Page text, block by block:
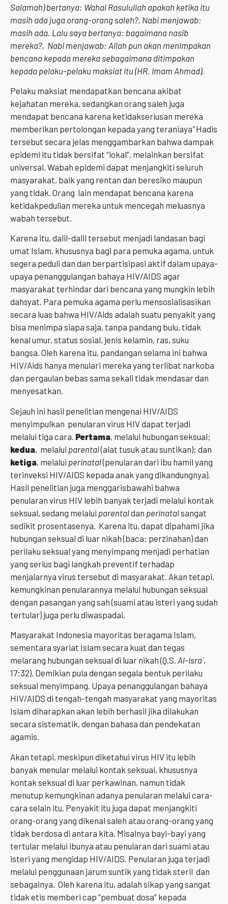
Salamah) bertanya: Wahai Rasulullah apakah ketika itu
masih ada juga orang-orang saleh?, Nabi menjawab:
masih ada. Lalu saya bertanya: bagaimana nasib
mereka?, Nabi menjawab: Allah pun akan menimpakan
bencana kepada mereka sebagaimana ditimpakan
kepada pelaku-pelaku maksiat itu (HR. Imam Ahmad).
Pelaku maksiat mendapatkan bencana akibat
kejahatan mereka, sedangkan orang saleh juga
mendapat bencana karena ketidakseriusan mereka
memberikan pertolongan kepada yang teraniaya”Hadis
tersebut secara jelas menggambarkan bahwa dampak
epidemi itu tidak bersifat “lokal”, melainkan bersifat
universal. Wabah epidemi dapat menjangkiti seluruh
masyarakat, baik yang rentan dan beresiko maupun
yang tidak. Orang lain mendapat bencana karena
ketidakpedulian mereka untuk mencegah meluasnya
wabah tersebut.
Karena itu, dalil-dalil tersebut menjadi landasan bagi
umat Islam, khususnya bagi para pemuka agama, untuk
segera peduli dan dan berpartisipasi aktif dalam upaya-
upaya penanggulangan bahaya HIV/AIDS agar
masyarakat terhindar dari bencana yang mungkin lebih
dahsyat. Para pemuka agama perlu mensosialisasikan
secara luas bahwa HIV/Aids adalah suatu penyakit yang
bisa menimpa siapa saja, tanpa pandang bulu, tidak
kenal umur, status sosial, jenis kelamin, ras, suku
bangsa. Oleh karena itu, pandangan selama ini bahwa
HIV/Aids hanya menulari mereka yang terlibat narkoba
dan pergaulan bebas sama sekali tidak mendasar dan
menyesatkan.
Sejauh ini hasil penelitian mengenai HIV/AIDS
menyimpulkan penularan virus HIV dapat terjadi
melalui tiga cara. Pertama, melalui hubungan seksual;
kedua, melalui parental(alat tusuk atau suntikan); dan
ketiga, melalui perinatal(penularan dari ibu hamil yang
terinveksi HIV/AIDS kepada anak yang dikandungnya).
Hasil penelitian juga menggarisbawahi bahwa
penularan virus HIV lebih banyak terjadi melalui kontak
seksual, sedang melalui parentaldan perinatalsangat
sedikit prosentasenya. Karena itu, dapat dipahami jika
hubungan seksual di luar nikah (baca: perzinahan) dan
perilaku seksual yang menyimpang menjadi perhatian
yang serius bagi langkah preventif terhadap
menjalarnya virus tersebut di masyarakat. Akan tetapi,
kemungkinan penularannya melalui hubungan seksual
dengan pasangan yang sah (suami atau isteri yang sudah
tertular) juga perlu diwaspadai.
Masyarakat Indonesia mayoritas beragama Islam,
sementara syariat Islam secara kuat dan tegas
melarang hubungan seksual di luar nikah (Q.S. Al-Isra`,
17:32). Demikian pula dengan segala bentuk perilaku
seksual menyimpang. Upaya penanggulangan bahaya
HIV/AIDS di tengah-tengah masyarakat yang mayoritas
Islam diharapkan akan lebih berhasil jika dilakukan
secara sistematik, dengan bahasa dan pendekatan
agamis.
Akan tetapi, meskipun diketahui virus HIV itu lebih
banyak menular melalui kontak seksual, khususnya
kontak seksual di luar perkawinan, namun tidak
menutup kemungkinan adanya penularan melalui cara-
cara selain itu. Penyakit itu juga dapat menjangkiti
orang-orang yang dikenal saleh atau orang-orang yang
tidak berdosa di antara kita. Misalnya bayi-bayi yang
tertular melalui ibunya atau penularan dari suami atau
isteri yang mengidap HIV/AIDS. Penularan juga terjadi
melalui penggunaan jarum suntik yang tidak steril dan
sebagainya. Oleh karena itu, adalah sikap yang sangat
tidak etis memberi cap “pembuat dosa” kepada